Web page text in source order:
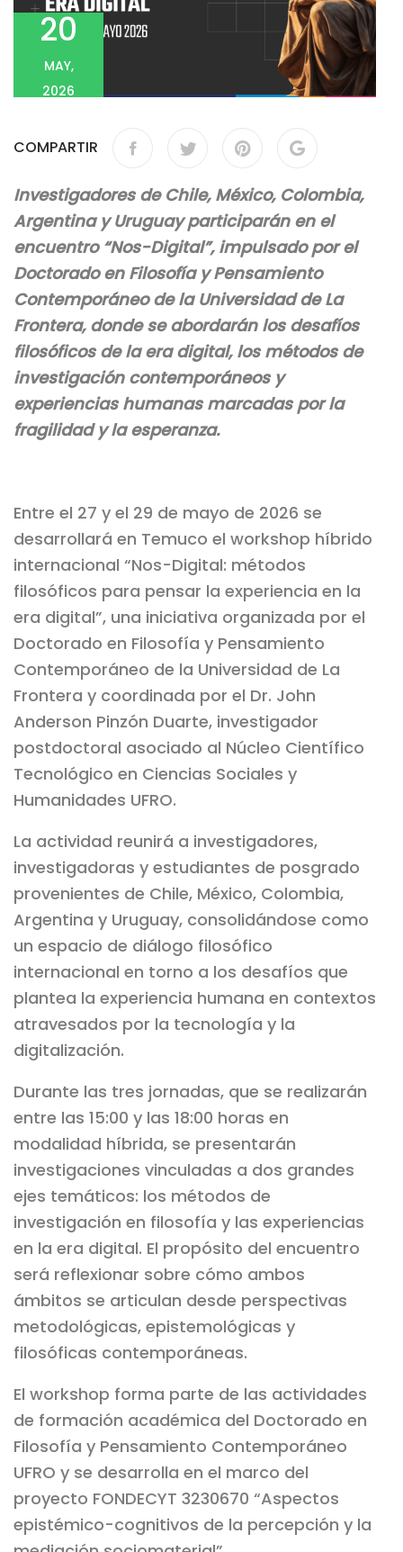
20
MAY,
2026
COMPARTIR
Investigadores de Chile, México, Colombia,
Argentina y Uruguay participarán en el
encuentro “Nos-Digital”, impulsado por el
Doctorado en Filosofía y Pensamiento
Contemporáneo de la Universidad de La
Frontera, donde se abordarán los desafíos
filosóficos de la era digital, los métodos de
investigación contemporáneos y
experiencias humanas marcadas por la
fragilidad y la esperanza.
Entre el 27 y el 29 de mayo de 2026 se
desarrollará en Temuco el workshop híbrido
internacional “Nos-Digital: métodos
filosóficos para pensar la experiencia en la
era digital”, una iniciativa organizada por el
Doctorado en Filosofía y Pensamiento
Contemporáneo de la Universidad de La
Frontera y coordinada por el Dr. John
Anderson Pinzón Duarte, investigador
postdoctoral asociado al Núcleo Científico
Tecnológico en Ciencias Sociales y
Humanidades UFRO.
La actividad reunirá a investigadores,
investigadoras y estudiantes de posgrado
provenientes de Chile, México, Colombia,
Argentina y Uruguay, consolidándose como
un espacio de diálogo filosófico
internacional en torno a los desafíos que
plantea la experiencia humana en contextos
atravesados por la tecnología y la
digitalización.
Durante las tres jornadas, que se realizarán
entre las 15:00 y las 18:00 horas en
modalidad híbrida, se presentarán
investigaciones vinculadas a dos grandes
ejes temáticos: los métodos de
investigación en filosofía y las experiencias
en la era digital. El propósito del encuentro
será reflexionar sobre cómo ambos
ámbitos se articulan desde perspectivas
metodológicas, epistemológicas y
filosóficas contemporáneas.
El workshop forma parte de las actividades
de formación académica del Doctorado en
Filosofía y Pensamiento Contemporáneo
UFRO y se desarrolla en el marco del
proyecto FONDECYT 3230670 “Aspectos
epistémico-cognitivos de la percepción y la